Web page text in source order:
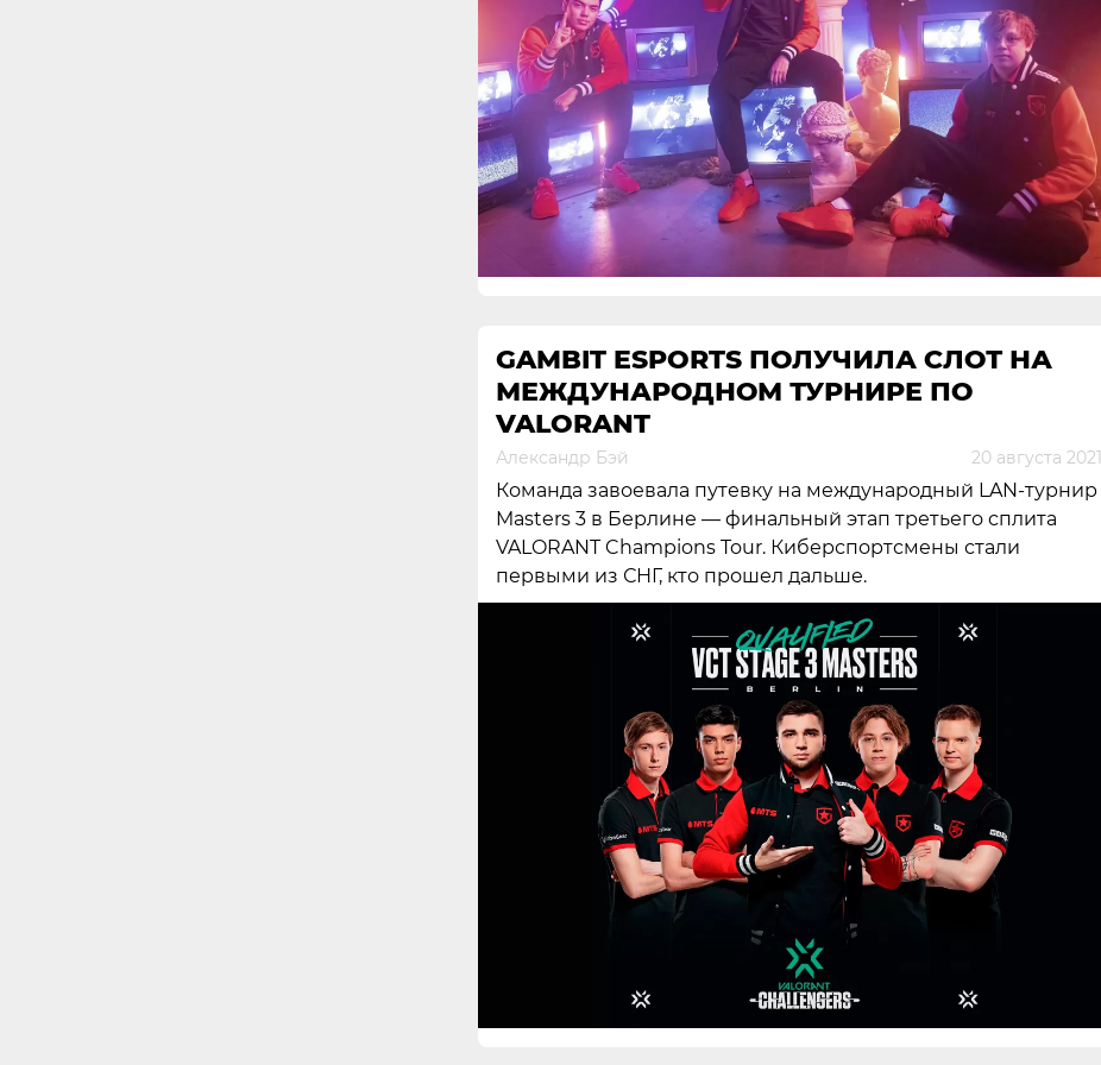
GAMBIT ESPORTS ПОЛУЧИЛА СЛОТ НА
МЕЖДУНАРОДНОМ ТУРНИРЕ ПО
VALORANT
Александр Бэй 20 августа 2021
Команда завоевала путевку на международный LAN-турнир
Masters 3 в Берлине — финальный этап третьего сплита
VALORANT Champions Tour. Киберспортсмены стали
первыми из СНГ, кто прошел дальше.